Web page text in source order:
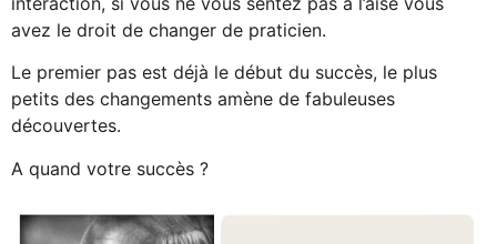
avez le droit de changer de praticien.
Le premier pas est déjà le début du succès, le plus
petits des changements amène de fabuleuses
découvertes.
A quand votre succès ?